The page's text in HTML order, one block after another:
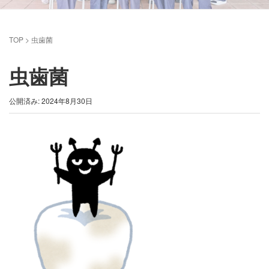
TOP > 虫歯菌
虫歯菌
公開済み: 2024年8月30日